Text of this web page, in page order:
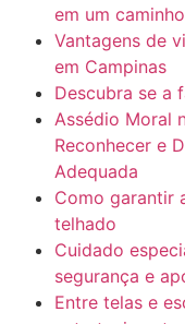
em um
Vantagens de
em Campinas
Descubra se a
Assédio Moral
Reconhecer e
Adequada
Como garantir
telhado
Cuidado
segurança e
Entre telas e